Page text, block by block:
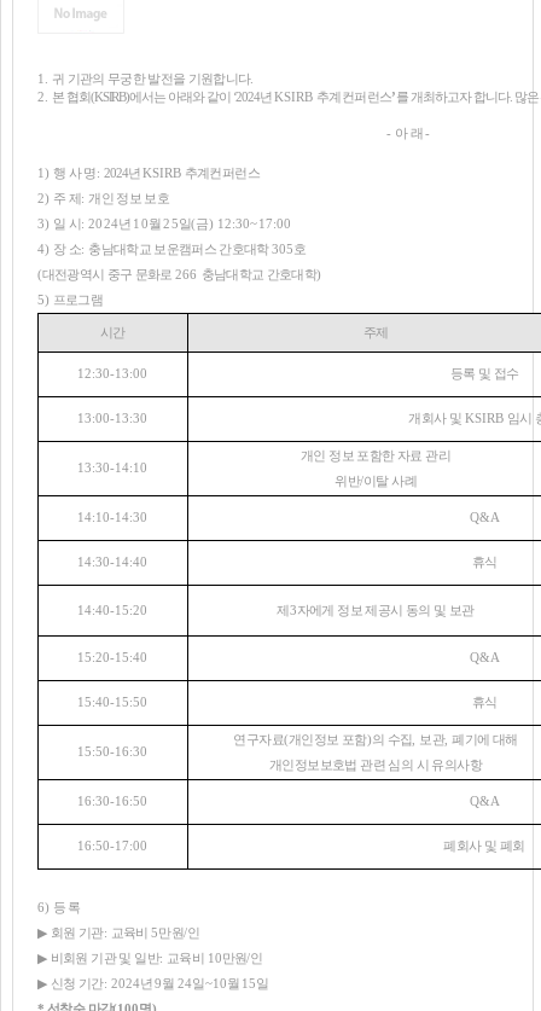
1. 귀 기관의 무궁한 발전을 기원합니다.
2. 본 협회(KSIRB)에서는 아래와 같이 ‘2024년KSIRB 추계컨퍼런스’를 개최하고자 합니다. 많
- 아 래-
1) 행 사 명: 2024년 KSIRB 추계컨퍼런스
2) 주 제: 개인 정보 보호
3) 일 시: 2024년 10월25일(금) 12:30~17:00
4) 장 소: 충남대학교 보운캠퍼스 간호대학305호
(대전광역시 중구 문화로266 충남대학교 간호대학)
5) 프로그램
시간 주제
12:30-13:00 등록 및 접수
13:00-13:30 개회사 및 KSIRB 임시
13:30-14:10
개인 정보 포함한 자료 관리
위반/이탈 사례
14:10-14:30 Q&A
14:30-14:40 휴식
14:40-15:20 제3자에게 정보 제공시 동의 및 보관
15:20-15:40 Q&A
15:40-15:50 휴식
15:50-16:30
연구자료(개인정보 포함)의 수집 보관,폐기에 대해
개인정보보호법 관련 심의 시 유의사항
16:30-16:50 Q&A
16:50-17:00 폐회사 및 폐회
6) 등 록
▶ 회원 기관: 교육비5만원/인
▶ 비회원 기관 및 일반: 교육비 10만원/인
▶ 신청 기간: 2024년9월24일~10월 15일